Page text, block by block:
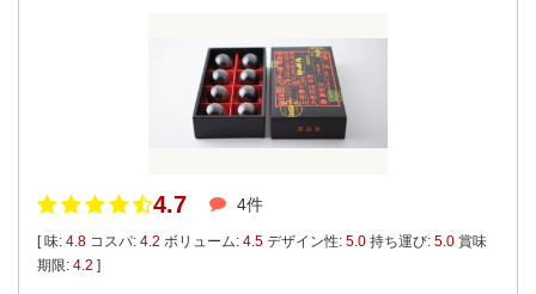
4.7 4件
[ 味: 4.8 コスパ: 4.2 ボリューム: 4.5 デザイン性: 5.0 持ち運び: 5.0 賞味
期限: 4.2 ]